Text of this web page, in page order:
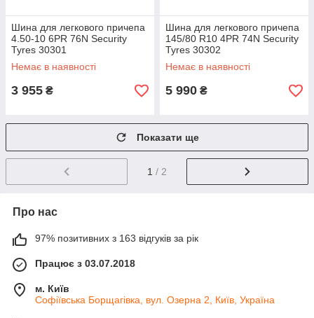
Шина для легкового причепа
4.50-10 6PR 76N Security
Tyres 30301
Немає в наявності
3 955 ₴
Шина для легкового причепа
145/80 R10 4PR 74N Security
Tyres 30302
Немає в наявності
5 990 ₴
Показати ще
1 / 2
Про нас
97% позитивних з 163 відгуків за рік
Працює з 03.07.2018
м. Київ
Софіївська Борщагівка, вул. Озерна 2, Київ, Україна